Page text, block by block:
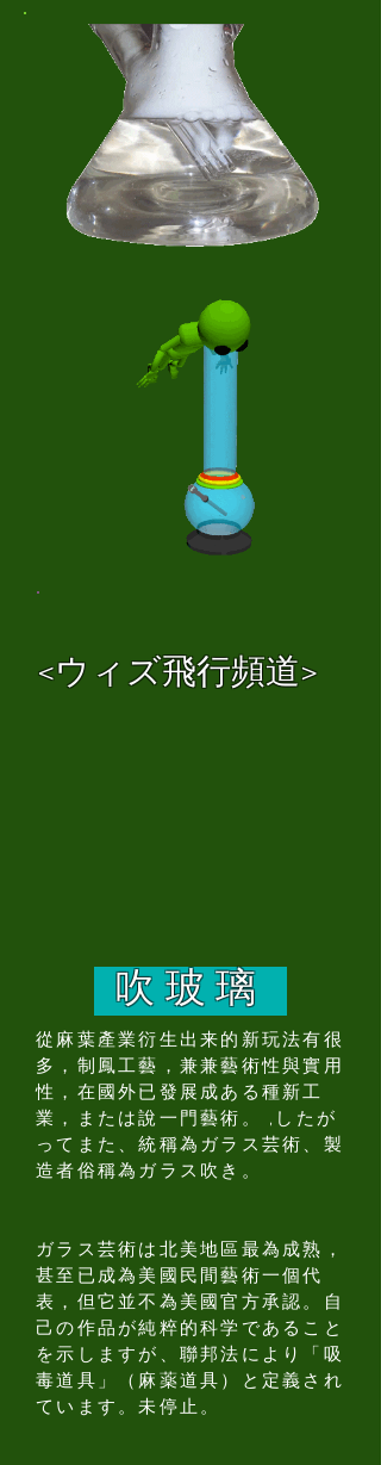
<ウィズ飛行頻道>
吹玻璃
從麻葉產業衍生出来的新玩法有很
多，制鳳工藝，兼兼藝術性與實用
性，在國外已發展成ある種新工
業，または說一門藝術。 ,したが
ってまた、統稱為ガラス芸術、製
造者俗稱為ガラス吹き。
ガラス芸術は北美地區最為成熟，
甚至已成為美國民間藝術一個代
表，但它並不為美國官方承認。自
己の作品が純粹的科学であること
を示しますが、聯邦法により「吸
毒道具」（麻薬道具）と定義され
ています。未停止。